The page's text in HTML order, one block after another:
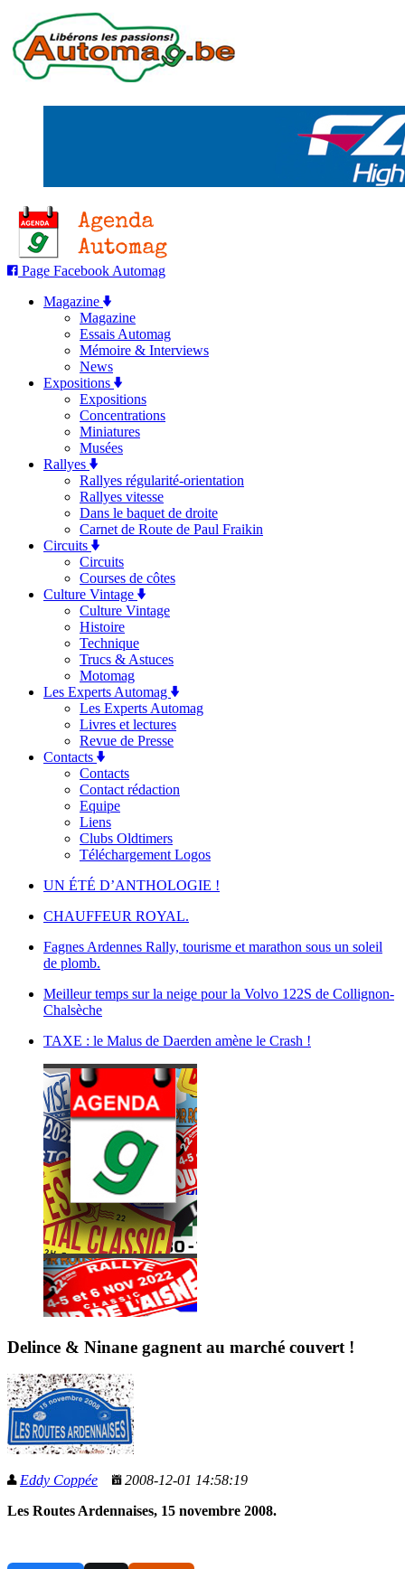
Page Facebook Automag
Magazine
Magazine
Essais Automag
Mémoire & Interviews
News
Expositions
Expositions
Concentrations
Miniatures
Musées
Rallyes
Rallyes régularité-orientation
Rallyes vitesse
Dans le baquet de droite
Carnet de Route de Paul Fraikin
Circuits
Circuits
Courses de côtes
Culture Vintage
Culture Vintage
Histoire
Technique
Trucs & Astuces
Motomag
Les Experts Automag
Les Experts Automag
Livres et lectures
Revue de Presse
Contacts
Contacts
Contact rédaction
Equipe
Liens
Clubs Oldtimers
Téléchargement Logos
UN ÉTÉ D’ANTHOLOGIE !
CHAUFFEUR ROYAL.
Fagnes Ardennes Rally, tourisme et marathon sous un soleil
de plomb.
Meilleur temps sur la neige pour la Volvo 122S de Collignon-
Chalsèche
TAXE : le Malus de Daerden amène le Crash !
Delince & Ninane gagnent au marché couvert !
Eddy Coppée
2008-12-01 14:58:19
Les Routes Ardennaises, 15 novembre 2008.